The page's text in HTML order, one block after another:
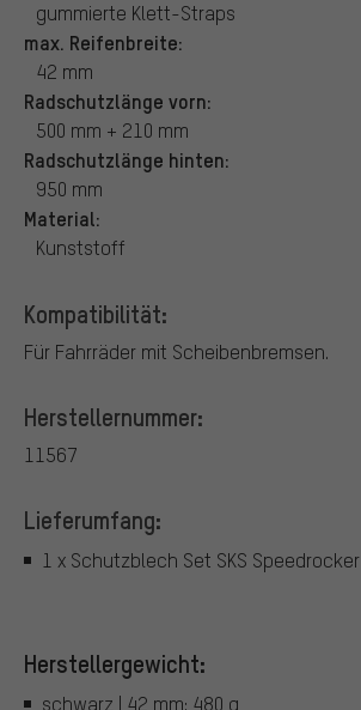
gummierte Klett-Straps
max. Reifenbreite:
42 mm
Radschutzlänge vorn:
500 mm + 210 mm
Radschutzlänge hinten:
950 mm
Material:
Kunststoff
Kompatibilität:
Für Fahrräder mit Scheibenbremsen.
Herstellernummer:
11567
Lieferumfang:
1 x Schutzblech Set SKS Speedrocker
Herstellergewicht:
schwarz | 42 mm: 480 g